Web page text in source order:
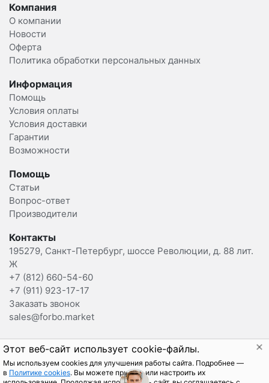
Этот веб-сайт использует cookie-файлы.
Мы используем cookies для улучшения работы сайта. Подробнее —
в Политике cookies. Вы можете принять или настроить их
Компания
О компании
Новости
Оферта
Политика обработки персональных данных
Информация
Помощь
Условия оплаты
Условия доставки
Гарантии
Возможности
Помощь
Статьи
Вопрос-ответ
Производители
Контакты
195279, Санкт-Петербург, шоссе Революции, д. 88 лит.
Ж
+7 (812) 660-54-60
+7 (911) 923-17-17
Заказать звонок
sales@forbo.market
2015-2025 Forbo.Market Вы можете отозвать
согласие на обработку данных, написав на
sales@forbo.market.